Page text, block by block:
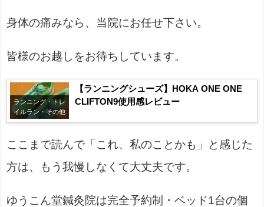
身体の痛みなら、当院にお任せ下さい。
皆様のお越しをお待ちしています。
ランニング・トレ
イルラン・その他
【ランニングシューズ】HOKA ONE ONE
CLIFTON9使用感レビュー
ここまで読んで「これ、私のことかも」と感じた
方は、もう我慢しなくて大丈夫です。
ゆうこん堂鍼灸院は完全予約制・ベッド1台の個